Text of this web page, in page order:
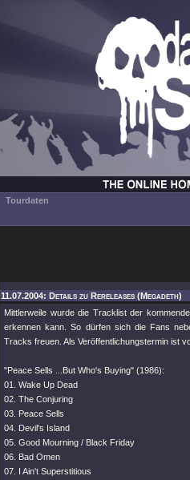
Tourdaten
11.07.2004: Details zu Rereleases (Megadeth)
Mittlerweile wurde die Tracklist der
erkennen kann. So dürfen sich die Fans
Tracks freuen. Als Veröffentlichungstermin ist
"Peace Sells ...But Who's Buying" (1986):
01. Wake Up Dead
02. The Conjuring
03. Peace Sells
04. Devil's Island
05. Good Mourning / Black Friday
06. Bad Omen
07. I Ain't Superstitious